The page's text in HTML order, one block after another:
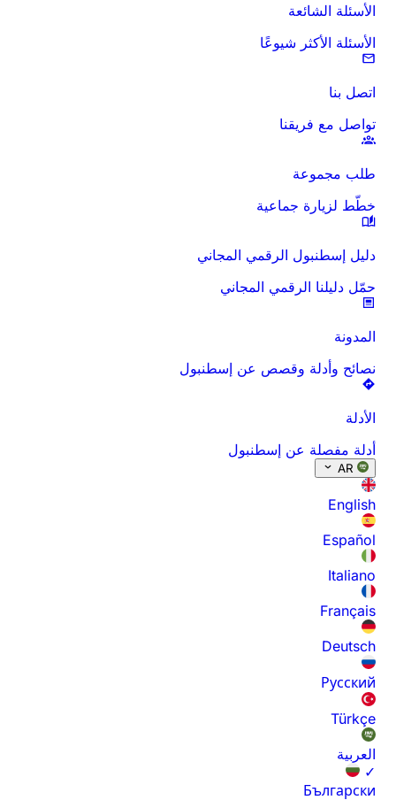
الأسئلة الشائعة
الأسئلة الأكثر شيوعًا
اتصل بنا
تواصل مع فريقنا
طلب مجموعة
خطّط لزيارة جماعية
دليل إسطنبول الرقمي المجاني
حمّل دليلنا الرقمي المجاني
المدونة
نصائح وأدلة وقصص عن إسطنبول
الأدلة
أدلة مفصلة عن إسطنبول
AR
English
Español
Italiano
Français
Deutsch
Русский
Türkçe
العربية
✓
Български